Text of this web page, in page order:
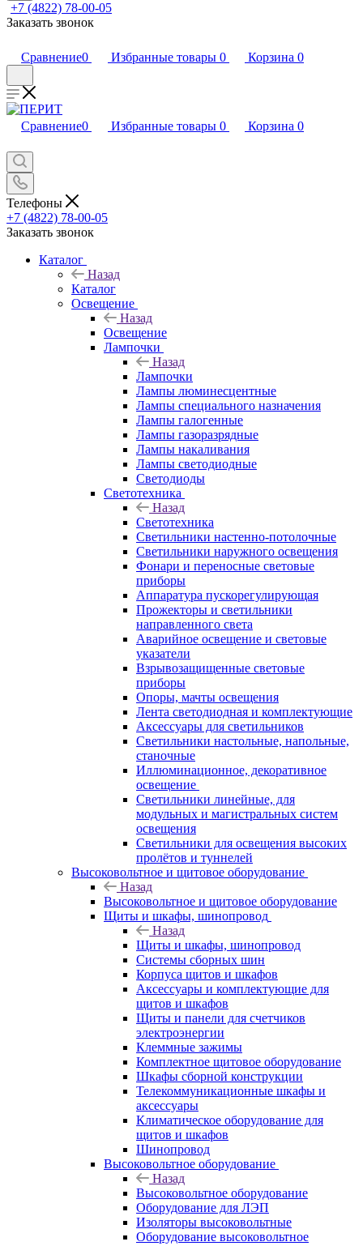
+7 (4822) 78-00-05
Заказать звонок
Сравнение0 Избранные товары 0 Корзина 0
Сравнение0 Избранные товары 0 Корзина 0
Телефоны
+7 (4822) 78-00-05
Заказать звонок
Каталог
Назад
Каталог
Освещение
Назад
Освещение
Лампочки
Назад
Лампочки
Лампы люминесцентные
Лампы специального назначения
Лампы галогенные
Лампы газоразрядные
Лампы накаливания
Лампы светодиодные
Светодиоды
Светотехника
Назад
Светотехника
Светильники настенно-потолочные
Светильники наружного освещения
Фонари и переносные световые
приборы
Аппаратура пускорегулирующая
Прожекторы и светильники
направленного света
Аварийное освещение и световые
указатели
Взрывозащищенные световые
приборы
Опоры, мачты освещения
Лента светодиодная и комплектующие
Аксессуары для светильников
Светильники настольные, напольные,
станочные
Иллюминационное, декоративное
освещение
Светильники линейные, для
модульных и магистральных систем
освещения
Светильники для освещения высоких
пролётов и туннелей
Высоковольтное и щитовое оборудование
Назад
Высоковольтное и щитовое оборудование
Щиты и шкафы, шинопровод
Назад
Щиты и шкафы, шинопровод
Системы сборных шин
Корпуса щитов и шкафов
Аксессуары и комплектующие для
щитов и шкафов
Щиты и панели для счетчиков
электроэнергии
Клеммные зажимы
Комплектное щитовое оборудование
Шкафы сборной конструкции
Телекоммуникационные шкафы и
аксессуары
Климатическое оборудование для
щитов и шкафов
Шинопровод
Высоковольтное оборудование
Назад
Высоковольтное оборудование
Оборудование для ЛЭП
Изоляторы высоковольтные
Оборудование высоковольтное